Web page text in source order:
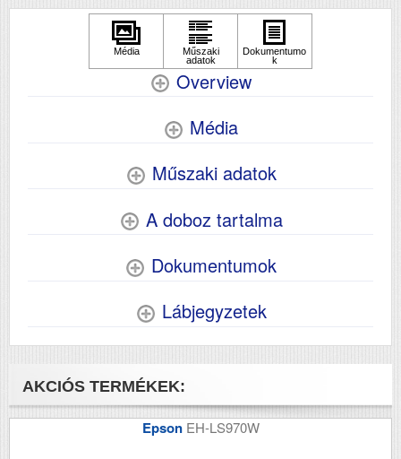
Felbontás (dpi)
1200x2400
64-256
Havi terhelhetőség
Tömeg (kg)
Méretek (ma x szé x mé mm)
302x375x347
Overview
Média
Műszaki adatok
A doboz tartalma
Dokumentumok
Lábjegyzetek
AKCIÓS TERMÉKEK:
Epson EH-LS970W